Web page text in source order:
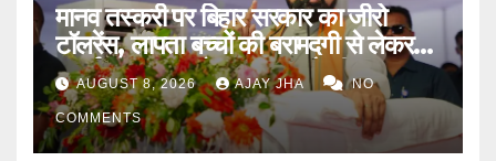
मानव तस्करी पर बिहार सरकार का जीरो
टॉलरेंस, लापता बच्चों की बरामदगी से लेकर
पुनर्वास तक पर जोर: सम्राट चौधरी
AUGUST 8, 2026 AJAY JHA NO
COMMENTS